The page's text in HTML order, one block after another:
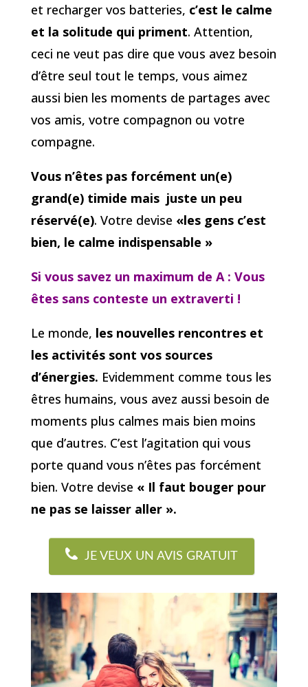
et recharger vos batteries, c’est le calme
et la solitude qui priment. Attention,
ceci ne veut pas dire que vous avez besoin
d’être seul tout le temps, vous aimez
aussi bien les moments de partages avec
vos amis, votre compagnon ou votre
compagne.
Vous n’êtes pas forcément un(e)
grand(e) timide mais juste un peu
réservé(e). Votre devise «les gens c’est
bien, le calme indispensable »
Si vous savez un maximum de A : Vous
êtes sans conteste un extraverti !
Le monde, les nouvelles rencontres et
les activités sont vos sources
d’énergies. Evidemment comme tous les
êtres humains, vous avez aussi besoin de
moments plus calmes mais bien moins
que d’autres. C’est l’agitation qui vous
porte quand vous n’êtes pas forcément
bien. Votre devise « Il faut bouger pour
ne pas se laisser aller ».
JE VEUX UN AVIS GRATUIT